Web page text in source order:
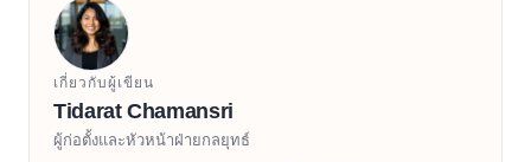
เกี่ยวกับผู้เขียน
Tidarat Chamansri
ผู้ก่อตั้งและหัวหน้าฝ่ายกลยุทธ์